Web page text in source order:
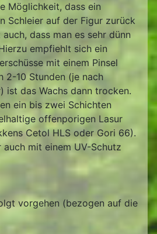
Möglichkeit, dass ein
Schleier auf der Figur zurück
dass man es sehr dünn
empfiehlt sich ein
mit einem Pinsel
2-10 Stunden (je nach
ist das Wachs dann trocken.
ein bis zwei Schichten
offenporigen Lasur
Cetol HLS oder Gori 66).
auch mit einem UV-Schutz
vorgehen (bezogen auf die